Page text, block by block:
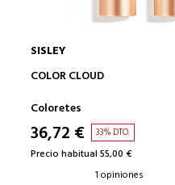
AÑADIR A LA
SISLEY
COLOR CLOUD
Coloretes
36,72 € 33% DTO.
Precio habitual 55,00 €
1 opiniones